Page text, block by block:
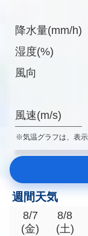
降水量(mm/h)
湿度(%)
風向
風速(m/s)
※気温グラフは、表示
週間天気
8/7
(金)
8/8
(土)